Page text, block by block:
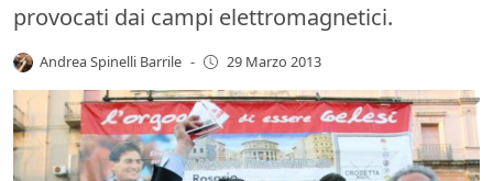
provocati dai campi elettromagnetici.
Andrea Spinelli Barrile - 29 Marzo 2013